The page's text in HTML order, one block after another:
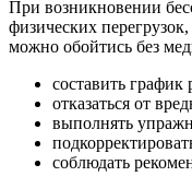
При возникновении
физических
можно обойтись без
составить график
отказаться от
выполнять
соблюдать